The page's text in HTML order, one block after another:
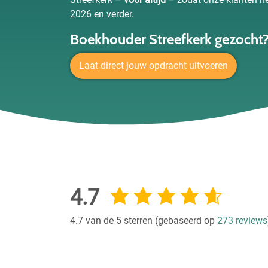
2026 en verder.
Boekhouder Streefkerk
Laat direct jouw opdracht uitvoeren
4.7
4.7 van de 5 sterren (gebaseerd op 273 reviews